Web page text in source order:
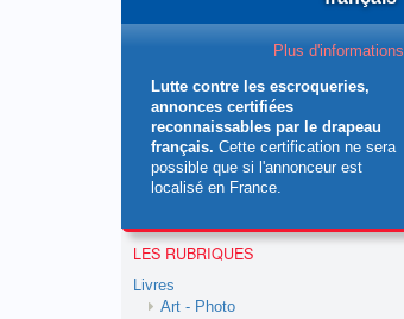
Plus d'informations
Lutte contre les escroqueries,
annonces certifiées
reconnaissables par le drapeau
français. Cette certification ne sera
possible que si l'annonceur est
localisé en France.
LES RUBRIQUES
Livres
Art - Photo